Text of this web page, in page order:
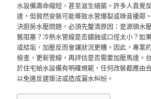
水設備壽命縮短，甚至滋生細菌。許多人直覺
達，但貿然安裝可能導致水管爆裂或噪音擾鄰
決廚房水壓問題，必須先釐清原因：是源頭水
舊阻塞？冷熱水管線是否鏽蝕或口徑太小？如
或結垢，加壓反而會讓狀況更糟。因此，專業
檢查、更新管線，再評估是否需要加壓馬達。
於住宅給水設備有明確規範，任何改裝都應由
以免違反建築法或造成漏水糾紛。